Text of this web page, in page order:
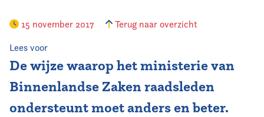
Vereniging
Contact
15 november 2017 Terug naar overzicht
Lees voor
De wijze waarop het ministerie van
Binnenlandse Zaken raadsleden
ondersteunt moet anders en beter.